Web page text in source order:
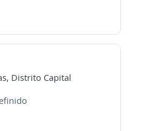
Distrito Capital